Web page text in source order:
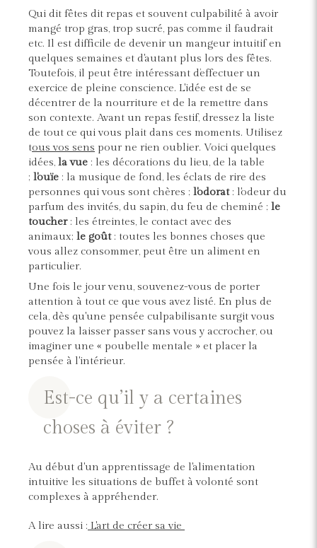
Qui dit fêtes dit repas et souvent culpabilité à avoir
mangé trop gras, trop sucré, pas comme il faudrait
etc. Il est difficile de devenir un mangeur intuitif en
quelques semaines et d'autant plus lors des fêtes.
Toutefois, il peut être intéressant d’effectuer un
exercice de pleine conscience. L'idée est de se
décentrer de la nourriture et de la remettre dans
son contexte. Avant un repas festif, dressez la liste
de tout ce qui vous plait dans ces moments. Utilisez
tous vos sens pour ne rien oublier. Voici quelques
idées, la vue : les décorations du lieu, de la table
; l'ouïe : la musique de fond, les éclats de rire des
personnes qui vous sont chères ; l'odorat: l'odeur du
parfum des invités, du sapin, du feu de cheminé ; le
toucher: les étreintes, le contact avec des
animaux; le goût: toutes les bonnes choses que
vous allez consommer, peut être un aliment en
particulier.
Une fois le jour venu, souvenez-vous de porter
attention à tout ce que vous avez listé. En plus de
cela, dès qu'une pensée culpabilisante surgit vous
pouvez la laisser passer sans vous y accrocher, ou
imaginer une « poubelle mentale » et placer la
pensée à l'intérieur.
Est-ce qu’il y a certaines
choses à éviter ?
Au début d'un apprentissage de l'alimentation
intuitive les situations de buffet à volonté sont
complexes à appréhender.
A lire aussi : L'art de créer sa vie